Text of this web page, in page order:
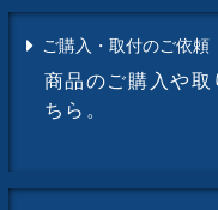
ご購入・取付のご依頼
商品のご購入や取
ちら。